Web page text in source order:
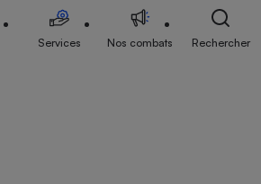
Services Nos combats Rechercher